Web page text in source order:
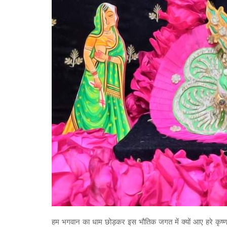
हम भगवान का धाम छोड़कर इस भौतिक जगत में क्यों आए हरे